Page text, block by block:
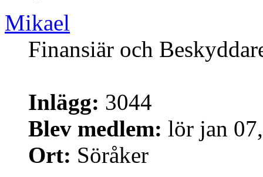
Mikael
Finansiär och
Inlägg: 3044
Blev medlem: lör jan
Ort: Söråker